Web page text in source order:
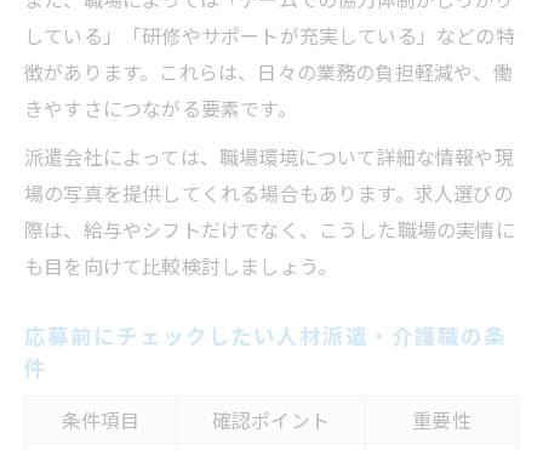
している」「研修やサポートが充実している」などの特
徴があります。これらは、日々の業務の負担軽減や、働
きやすさにつながる要素です。
派遣会社によっては、職場環境について詳細な情報や現
場の写真を提供してくれる場合もあります。求人選びの
際は、給与やシフトだけでなく、こうした職場の実情に
も目を向けて比較検討しましょう。
応募前にチェックしたい人材派遣・介護職の条
件
条件項目 確認ポイント
重要性